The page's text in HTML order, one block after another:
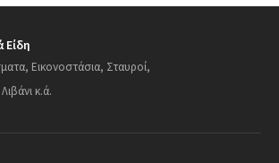
Είδη
Εικονοστάσια, Σταυροί,
κ.ά.